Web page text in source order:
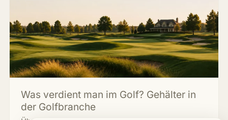
Was verdient man im Golf? Gehälter in
der Golfbranche